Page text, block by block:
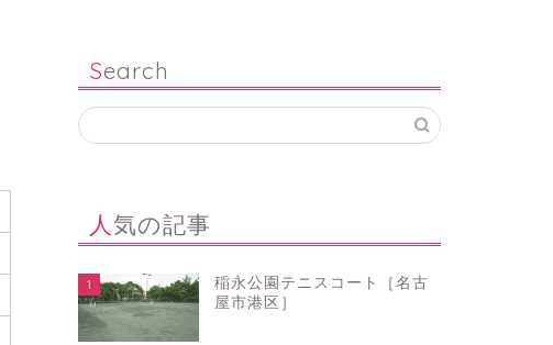
Search
人気の記事
1
稲永公園テニスコート［名古
屋市港区］